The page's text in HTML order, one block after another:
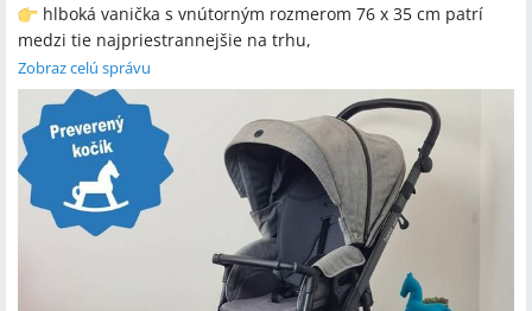
hlboká vanička s vnútorným rozmerom 76 x 35 cm patrí
medzi tie najpriestrannejšie na trhu,
priestranné športové sedadlo s 55 cm vysokou chrbtovou
opierkou je vhodné aj pre väčšie dieťa,
bezúdržbové kolesá plnené gélom, pri ktorých nehrozí
riziko defektu.
Súčasťou kočíka je bohaté príslušenstvo, ako sú nánožník,
vložka do sedadla, moskytiéra, prebaľovacia taška, pláštenka a
rukávnik.
Zobraz celú správu